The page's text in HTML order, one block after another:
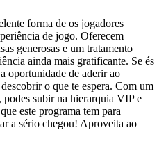
forma de os jogadores
de jogo. Oferecem
generosas e um tratamento
ainda mais gratificante. Se és
oportunidade de aderir ao
o que te espera. Com um
podes subir na hierarquia VIP e
este programa tem para
a sério chegou! Aproveita ao